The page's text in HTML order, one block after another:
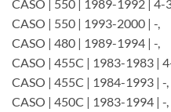
CASO | 550 | 1989-1992 | 4-
CASO | 550 | 1993-2000 | -,
CASO | 480 | 1989-1994 | -,
CASO | 455C | 1983-1983 |
CASO | 455C | 1984-1993 | -,
CASO | 450C | 1983-1994 | -,